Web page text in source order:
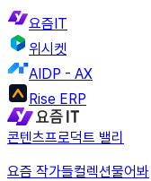
요즘IT
위시켓
AIDP - AX
Rise ERP
콘텐츠프로덕트 밸리
요즘 작가들컬렉션물어봐